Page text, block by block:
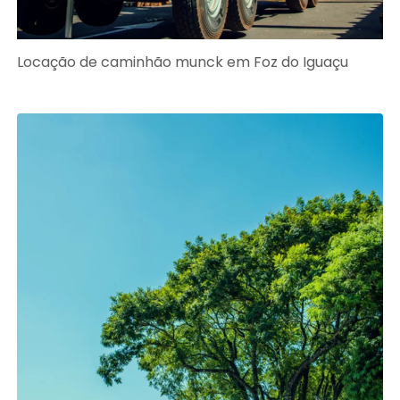
Locação de caminhão munck em Foz do Iguaçu